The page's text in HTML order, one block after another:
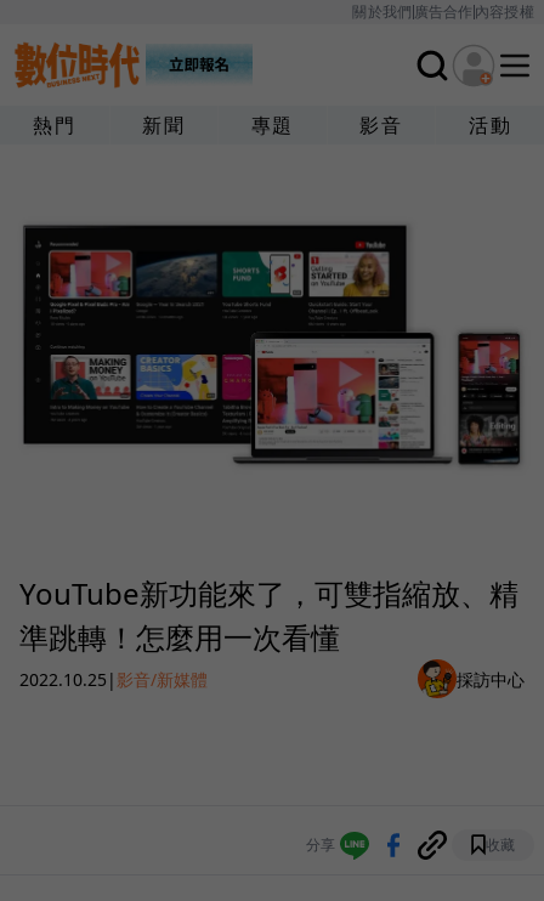
關於我們廣告合作內容授權
熱門 新聞 專題 影音 活動
YouTube新功能來了，可雙指縮放、精
準跳轉！怎麼用一次看懂
2022.10.25 | 影音/新媒體 採訪中心
分享 收藏